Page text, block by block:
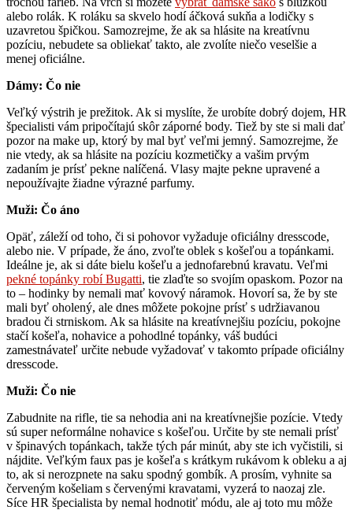
alebo rolák. K roláku sa skvelo hodí áčková sukňa a lodičky s
uzavretou špičkou. Samozrejme, že ak sa hlásite na kreatívnu
pozíciu, nebudete sa obliekať takto, ale zvolíte niečo veselšie a
menej oficiálne.
Dámy: Čo nie
Veľký výstrih je prežitok. Ak si myslíte, že urobíte dobrý dojem, HR
špecialisti vám pripočítajú skôr záporné body. Tiež by ste si mali dať
pozor na make up, ktorý by mal byť veľmi jemný. Samozrejme, že
nie vtedy, ak sa hlásite na pozíciu kozmetičky a vašim prvým
zadaním je prísť pekne nalíčená. Vlasy majte pekne upravené a
nepoužívajte žiadne výrazné parfumy.
Muži: Čo áno
Opäť, záleží od toho, či si pohovor vyžaduje oficiálny dresscode,
alebo nie. V prípade, že áno, zvoľte oblek s košeľou a topánkami.
Ideálne je, ak si dáte bielu košeľu a jednofarebnú kravatu. Veľmi
pekné topánky robí Bugatti, tie zlaďte so svojím opaskom. Pozor na
to – hodinky by nemali mať kovový náramok. Hovorí sa, že by ste
mali byť oholený, ale dnes môžete pokojne prísť s udržiavanou
bradou či strniskom. Ak sa hlásite na kreatívnejšiu pozíciu, pokojne
stačí košeľa, nohavice a pohodlné topánky, váš budúci
zamestnávateľ určite nebude vyžadovať v takomto prípade oficiálny
dresscode.
Muži: Čo nie
Zabudnite na rifle, tie sa nehodia ani na kreatívnejšie pozície. Vtedy
sú super neformálne nohavice s košeľou. Určite by ste nemali prísť
v špinavých topánkach, takže tých pár minút, aby ste ich vyčistili, si
nájdite. Veľkým faux pas je košeľa s krátkym rukávom k obleku a aj
to, ak si nerozpnete na saku spodný gombík. A prosím, vyhnite sa
červeným košeliam s červenými kravatami, vyzerá to naozaj zle.
Síce HR špecialista by nemal hodnotiť módu, ale aj toto mu môže